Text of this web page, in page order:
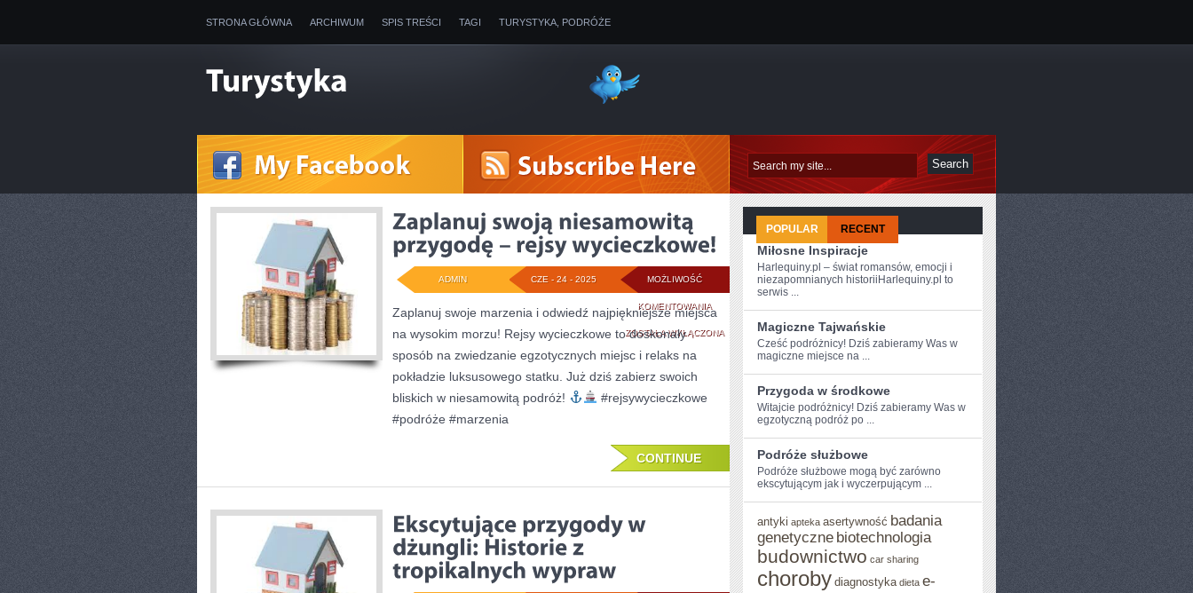
STRONA GŁÓWNA ARCHIWUM SPIS TREŚCI TAGI TURYSTYKA, PODRÓŻE
MOŻLIWOŚĆ
KOMENTOWANIAZAPLANUJ
SWOJĄ
NIESAMOWITĄ
PRZYGODĘ
REJSY
WYCIECZKOWE!
ZOSTAŁA WYŁĄCZONA
CZE - 24 - 2025
ADMIN
Zaplanuj swoje marzenia i odwiedź najpiękniejsze miejsca
na wysokim morzu! Rejsy wycieczkowe to doskonały
sposób na zwiedzanie egzotycznych miejsc i relaks na
pokładzie luksusowego statku. Już dziś zabierz swoich
bliskich w niesamowitą podróż!
#rejsywycieczkowe
#podróże #marzenia
CONTINUE
POPULAR RECENT
Miłosne Inspiracje
Harlequiny.pl – świat romansów, emocji i
niezapomnianych historiiHarlequiny.pl to
serwis ...
Magiczne Tajwańskie
Cześć podróżnicy!⁤ Dziś zabieramy Was w
magiczne miejsce na ...
Przygoda w środkowe
Witajcie podróżnicy! Dziś zabieramy Was w
egzotyczną⁣ podróż po ...
Podróże służbowe
Podróże służbowe⁢ mogą być zarówno
ekscytującym jak i wyczerpującym ...
antyki apteka asertywność badania
genetyczne biotechnologia
budownictwo car sharing
choroby diagnostyka dieta e-